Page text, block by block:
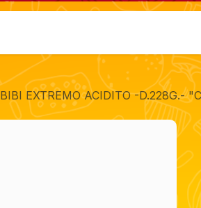
BIBI EXTREMO ACIDITO -D.228G.-